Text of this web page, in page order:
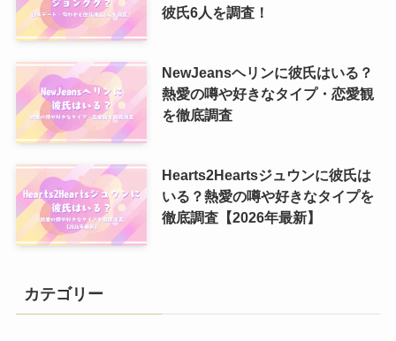
彼氏6人を調査！
NewJeansヘリンに彼氏はいる？
熱愛の噂や好きなタイプ・恋愛観
を徹底調査
Hearts2Heartsジュウンに彼氏は
いる？熱愛の噂や好きなタイプを
徹底調査【2026年最新】
カテゴリー